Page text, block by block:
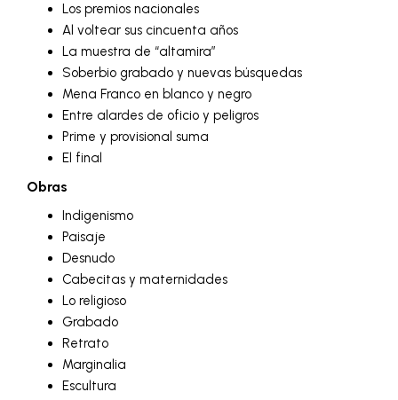
Los premios nacionales
Al voltear sus cincuenta años
La muestra de “altamira”
Soberbio grabado y nuevas búsquedas
Mena Franco en blanco y negro
Entre alardes de oficio y peligros
Prime y provisional suma
El final
Obras
Indigenismo
Paisaje
Desnudo
Cabecitas y maternidades
Lo religioso
Grabado
Retrato
Marginalia
Escultura